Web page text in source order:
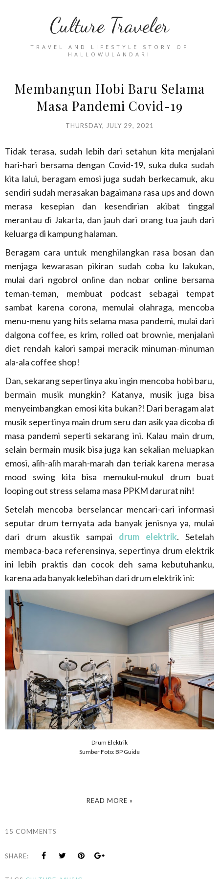
Culture Traveler
TRAVEL AND LIFESTYLE STORY OF
HALLOWULANDARI
Membangun Hobi Baru Selama
Masa Pandemi Covid-19
THURSDAY, JULY 29, 2021
Tidak terasa, sudah lebih dari setahun kita menjalani
hari-hari bersama dengan Covid-19, suka duka sudah
kita lalui, beragam emosi juga sudah berkecamuk, aku
sendiri sudah merasakan bagaimana rasa ups and down
merasa kesepian dan kesendirian akibat tinggal
merantau di Jakarta, dan jauh dari orang tua jauh dari
keluarga di kampung halaman.
Beragam cara untuk menghilangkan rasa bosan dan
menjaga kewarasan pikiran sudah coba ku lakukan,
mulai dari ngobrol online dan nobar online bersama
teman-teman, membuat podcast sebagai tempat
sambat karena corona, memulai olahraga, mencoba
menu-menu yang hits selama masa pandemi, mulai dari
dalgona coffee, es krim, rolled oat brownie, menjalani
diet rendah kalori sampai meracik minuman-minuman
ala-ala coffee shop!
Dan, sekarang sepertinya aku ingin mencoba hobi baru,
bermain musik mungkin? Katanya, musik juga bisa
menyeimbangkan emosi kita bukan?! Dari beragam alat
musik sepertinya main drum seru dan asik yaa dicoba di
masa pandemi seperti sekarang ini. Kalau main drum,
selain bermain musik bisa juga kan sekalian meluapkan
emosi, alih-alih marah-marah dan teriak karena merasa
mood swing kita bisa memukul-mukul drum buat
looping out stress selama masa PPKM darurat nih!
Setelah mencoba berselancar mencari-cari informasi
seputar drum ternyata ada banyak jenisnya ya, mulai
dari drum akustik sampai drum elektrik. Setelah
membaca-baca referensinya, sepertinya drum elektrik
ini lebih praktis dan cocok deh sama kebutuhanku,
karena ada banyak kelebihan dari drum elektrik ini:
Drum Elektrik
Sumber Foto: BP Guide
READ MORE »
15 COMMENTS
SHARE: